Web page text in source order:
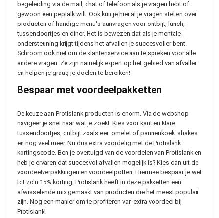
begeleiding via de mail, chat of telefoon als je vragen hebt of
gewoon een peptalk wilt. Ook kun je hier al je vragen stellen over
producten of handige menu's aanvragen voor ontbijt, lunch,
tussendoortjes en diner. Het is bewezen dat als je mentale
ondersteuning krijgt tijdens het afvallen je succesvoller bent.
Schroom ook niet om de klantenservice aan te spreken voor alle
andere vragen. Ze zijn namelijk expert op het gebied van afvallen
en helpen je graag je doelen te bereiken!
Bespaar met voordeelpakketten
De keuze aan Protislank producten is enorm. Via de webshop
navigeer je snel naar wat je zoekt. Kies voor kant en klare
tussendoortjes, ontbijt zoals een omelet of pannenkoek, shakes
en nog veel meer. Nu dus extra voordelig met de Protislank
kortingscode. Ben je overtuigd van de voordelen van Protislank en
heb je ervaren dat succesvol afvallen mogelijk is? Kies dan uit de
voordeelverpakkingen en voordeelpotten. Hiermee bespaar je wel
tot zo'n 15% korting. Protislank heeft in deze pakketten een
afwisselende mix gemaakt van producten die het meest populair
zijn. Nog een manier om te profiteren van extra voordeel bij
Protislank!